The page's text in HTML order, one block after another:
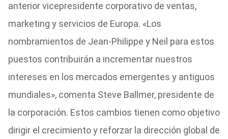
anterior vicepresidente corporativo de ventas,
marketing y servicios de Europa. «Los
nombramientos de Jean-Philippe y Neil para estos
puestos contribuirán a incrementar nuestros
intereses en los mercados emergentes y antiguos
mundiales», comenta Steve Ballmer, presidente de
la corporación. Estos cambios tienen como objetivo
dirigir el crecimiento y reforzar la dirección global de